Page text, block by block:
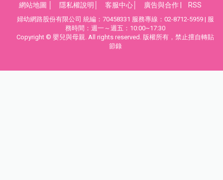
網站地圖 隱私權說明 客服中心 廣告與合作 RSS
婦幼網路股份有限公司 統編：70458331 服務專線：02-8712-5959 | 服
務時間：週一～週五：10:00~17:30
Copyright © 嬰兒與母親. All rights reserved. 版權所有，禁止擅自轉貼
節錄